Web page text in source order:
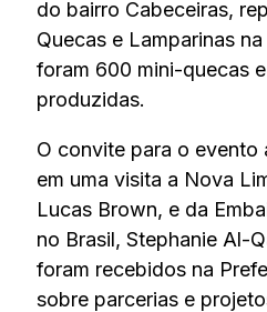
do bairro Cabeceiras,
Quecas e Lamparinas
foram 600 mini-quecas
produzidas.
O convite para o evento
em uma visita a Nova
Lucas Brown, e da
no Brasil, Stephanie Al-
foram recebidos na
sobre parcerias e